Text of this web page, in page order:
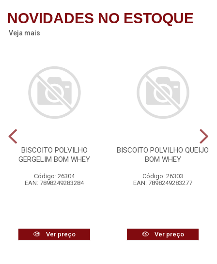
NOVIDADES NO ESTOQUE
Veja mais
BISCOITO POLVILHO
GERGELIM BOM WHEY
Código: 26304
EAN: 7898249283284
Ver preço
BISCOITO POLVILHO QUEIJO
BOM WHEY
Código: 26303
EAN: 7898249283277
Ver preço